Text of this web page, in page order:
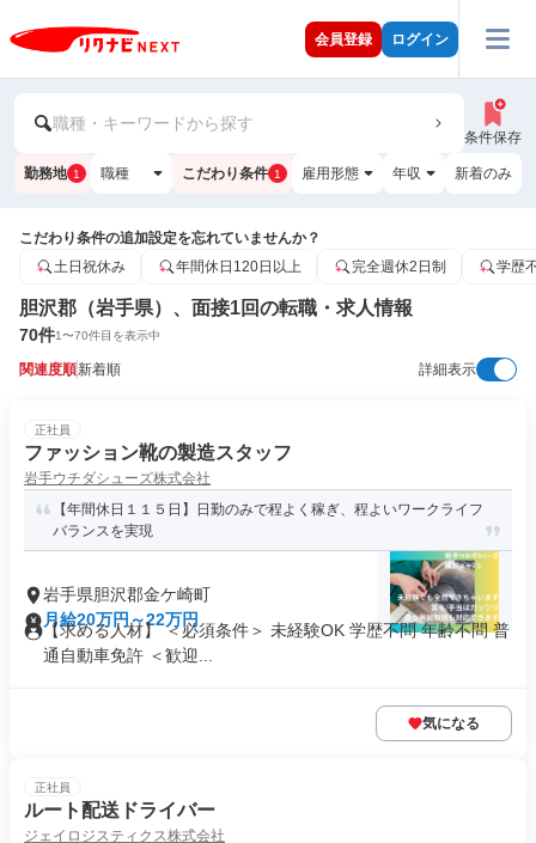
会員登録 ログイン
職種・キーワードから探す
条件保存
勤務地 1 職種 こだわり条件 1 雇用形態 年収 新着のみ
こだわり条件の追加設定を忘れていませんか？
土日祝休み
年間休日120日以上 完全週休2日制 学歴
胆沢郡（岩手県）、面接1回の転職・求人情報
70件1〜70件目を表示中
関連度順新着順 詳細表示
正社員
ファッション靴の製造スタッフ
岩手ウチダシューズ株式会社
【年間休日１１５日】日勤のみで程よく稼ぎ、程よいワークライフ
バランスを実現
岩手県胆沢郡金ケ崎町
月給20万円～22万円
【求める人材】 ＜必須条件＞ 未経験OK 学歴不問 年齢不問 普
通自動車免許 ＜歓迎...
気になる
正社員
ルート配送ドライバー
ジェイロジスティクス株式会社